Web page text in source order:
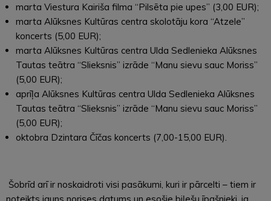
marta Viestura Kairiša filma “Pilsēta pie upes” (3,00 EUR);
marta Alūksnes Kultūras centra skolotāju kora “Atzele”
koncerts (5,00 EUR);
marta Alūksnes Kultūras centra Ulda Sedlenieka Alūksnes
Tautas teātra “Slieksnis” izrāde “Manu sievu sauc Moriss”
(5,00 EUR);
aprīļa Alūksnes Kultūras centra Ulda Sedlenieka Alūksnes
Tautas teātra “Slieksnis” izrāde “Manu sievu sauc Moriss”
(5,00 EUR);
oktobra Dzintara Čīčas koncerts (7,00-15,00 EUR).
Šobrīd arī ir noskaidroti visi pasākumi, kuri ir pārcelti – tiem ir